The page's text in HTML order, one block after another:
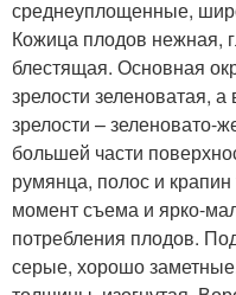
среднеуплощенные,
Кожица плодов нежная,
блестящая. Основная
зрелости зеленоватая,
зрелости – зеленовато-
большей части
румянца, полос и
момент съема и ярко-
потребления плодов.
серые, хорошо